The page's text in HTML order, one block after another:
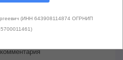
(ИНН 643908114874 ОГРНИП